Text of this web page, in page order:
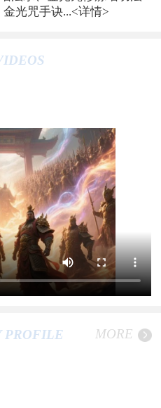
金光咒手诀...<详情>
PROFILE MORE